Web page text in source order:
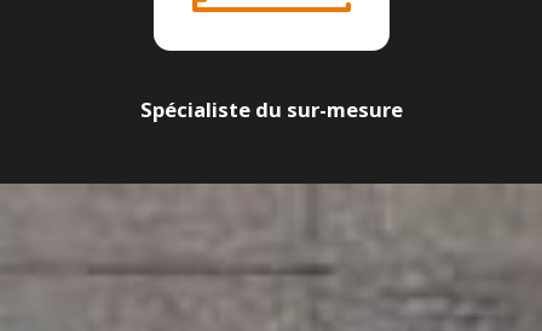
Spécialiste du sur-mesure